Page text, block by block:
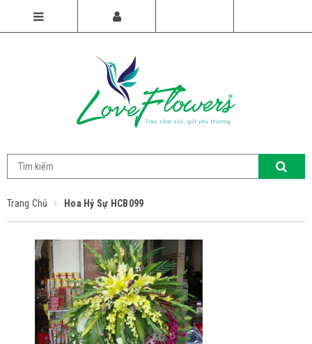
Trang Chủ Hoa Hỷ Sự HCB099